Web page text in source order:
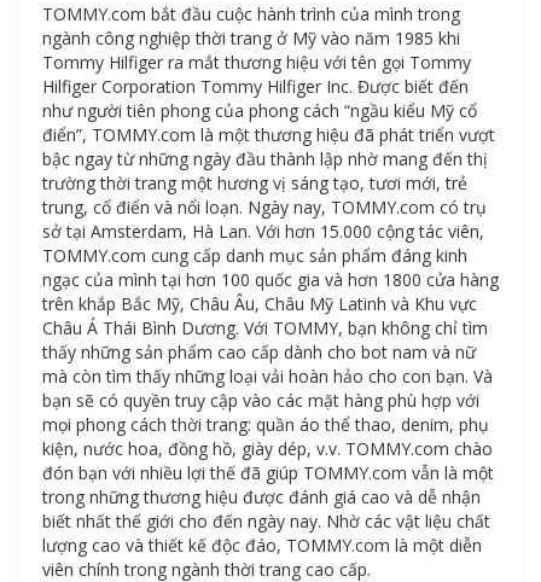
TOMMY.com bắt đầu cuộc hành trình của mình trong
ngành công nghiệp thời trang ở Mỹ vào năm 1985 khi
Tommy Hilfiger ra mắt thương hiệu với tên gọi Tommy
Hilfiger Corporation Tommy Hilfiger Inc. Được biết đến
như người tiên phong của phong cách “ngầu kiểu Mỹ cổ
điển”, TOMMY.com là một thương hiệu đã phát triển vượt
bậc ngay từ những ngày đầu thành lập nhờ mang đến thị
trường thời trang một hương vị sáng tạo, tươi mới, trẻ
trung, cổ điển và nổi loạn. Ngày nay, TOMMY.com có trụ
sở tại Amsterdam, Hà Lan. Với hơn 15.000 cộng tác viên,
TOMMY.com cung cấp danh mục sản phẩm đáng kinh
ngạc của mình tại hơn 100 quốc gia và hơn 1800 cửa hàng
trên khắp Bắc Mỹ, Châu Âu, Châu Mỹ Latinh và Khu vực
Châu Á Thái Bình Dương. Với TOMMY, bạn không chỉ tìm
thấy những sản phẩm cao cấp dành cho bot nam và nữ
mà còn tìm thấy những loại vải hoàn hảo cho con bạn. Và
bạn sẽ có quyền truy cập vào các mặt hàng phù hợp với
mọi phong cách thời trang: quần áo thể thao, denim, phụ
kiện, nước hoa, đồng hồ, giày dép, v.v. TOMMY.com chào
đón bạn với nhiều lợi thế đã giúp TOMMY.com vẫn là một
trong những thương hiệu được đánh giá cao và dễ nhận
biết nhất thế giới cho đến ngày nay. Nhờ các vật liệu chất
lượng cao và thiết kế độc đáo, TOMMY.com là một diễn
viên chính trong ngành thời trang cao cấp.